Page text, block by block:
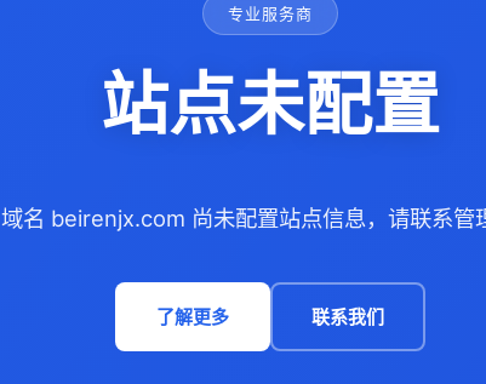
专业服务商
站点未配置
域名 beirenjx.com 尚未配置站点信息，请联系管
了解更多 联系我们